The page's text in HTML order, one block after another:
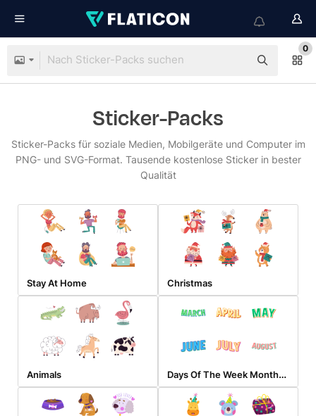
0
Sticker-Packs
Sticker-Packs für soziale Medien, Mobilgeräte und Computer im
PNG- und SVG-Format. Tausende kostenlose Sticker in bester
Qualität
Stay At Home Christmas
Animals Days Of The Week Months And Seasons